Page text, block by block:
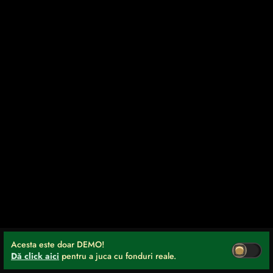
Acesta este doar DEMO!
Dă click aici pentru a juca cu fonduri reale.